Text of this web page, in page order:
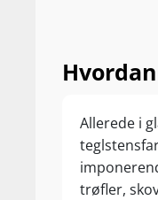
Allerede i
trøfler,